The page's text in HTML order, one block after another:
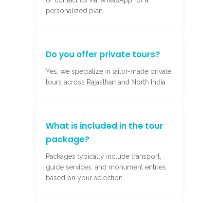
personalized plan.
Do you offer private tours?
Yes, we specialize in tailor-made private
tours across Rajasthan and North India.
What is included in the tour
package?
Packages typically include transport,
guide services, and monument entries
based on your selection.